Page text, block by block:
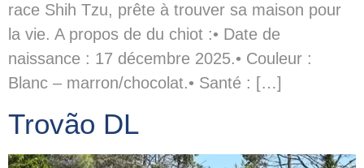
race Shih Tzu, prête à trouver sa maison pour
la vie. A propos de du chiot :• Date de
naissance : 17 décembre 2025.• Couleur :
Blanc – marron/chocolat.• Santé : […]
Trovão DL